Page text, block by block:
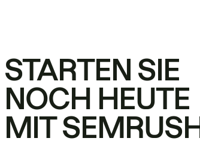
STARTEN SIE
NOCH HEUTE
MIT